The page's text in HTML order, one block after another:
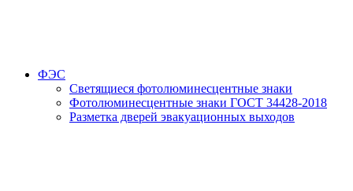
ФЭС
Светящиеся фотолюминесцентные знаки
Фотолюминесцентные знаки ГОСТ 34428-2018
Разметка дверей эвакуационных выходов